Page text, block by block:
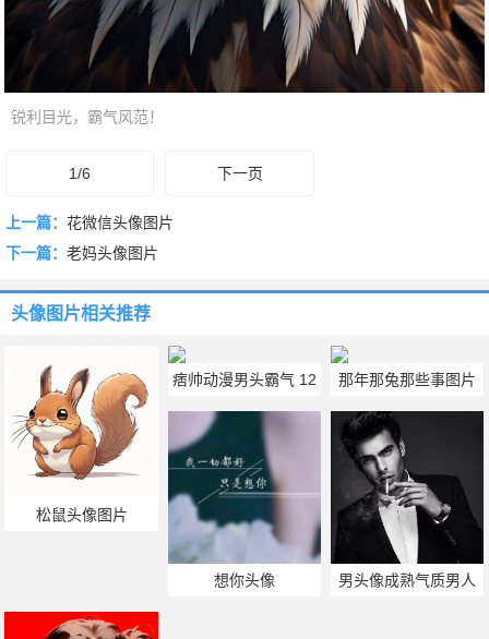
锐利目光，霸气风范！
1/6 下一页
上一篇： 花微信头像图片
下一篇： 老妈头像图片
头像图片相关推荐
松鼠头像图片
痞帅动漫男头霸气 12
张痞帅动漫男头图片
那年那兔那些事图片
头像霸气 那年那兔那
些事的头像
想你头像
男头像成熟气质男人